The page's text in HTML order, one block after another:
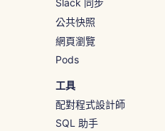
Slack 同步
公共快照
網頁瀏覽
Pods
工具
配對程式設計師
如何使用
SQL 助手